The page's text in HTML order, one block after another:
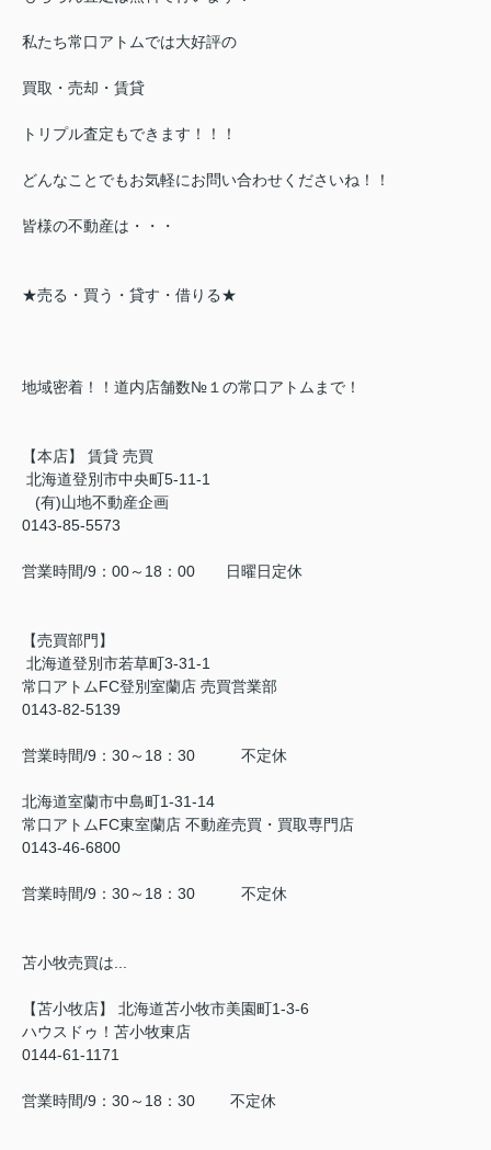
私たち常口アトムでは大好評の
買取・売却・賃貸
トリプル査定もできます！！！
どんなことでもお気軽にお問い合わせくださいね！！
皆様の不動産は・・・
★売る・買う・貸す・借りる★
地域密着！！道内店舗数№１の常口アトムまで！
【本店】 賃貸 売買
北海道登別市中央町5-11-1
(有)山地不動産企画
0143-85-5573
営業時間/9：00～18：00 日曜日定休
【売買部門】
北海道登別市若草町3-31-1
常口アトムFC登別室蘭店 売買営業部
0143-82-5139
営業時間/9：30～18：30 不定休
北海道室蘭市中島町1-31-14
常口アトムFC東室蘭店 不動産売買・買取専門店
0143-46-6800
営業時間/9：30～18：30 不定休
苫小牧売買は...
【苫小牧店】 北海道苫小牧市美園町1-3-6
ハウスドゥ！苫小牧東店
0144-61-1171
営業時間/9：30～18：30 不定休